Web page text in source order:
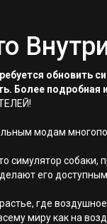
обновить
Более
модам
симулятор
его
где
миру как на